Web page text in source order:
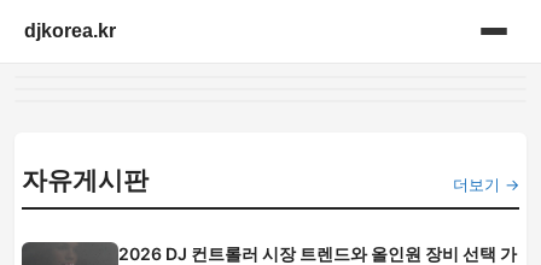
djkorea.kr
자유게시판
2026 DJ 컨트롤러 시장 트렌드와 올인원 장비 선택 가
더보기 →